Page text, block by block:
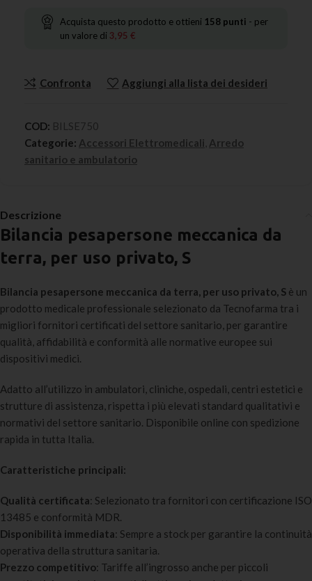
Acquista questo prodotto e ottieni 158 punti - per
un valore di 3,95 €
Confronta Aggiungi alla lista dei desideri
COD: BILSE750
Categorie: Accessori Elettromedicali Arredo
sanitario e ambulatorio
Descrizione
Bilancia pesapersone meccanica da
terra, per uso privato, S
Bilancia pesapersone meccanica da terra, per uso privato, S è un
prodotto medicale professionale selezionato da Tecnofarma tra i
migliori fornitori certificati del settore sanitario, per garantire
qualità, affidabilità e conformità alle normative europee sui
dispositivi medici.
Adatto all’utilizzo in ambulatori, cliniche, ospedali, centri estetici e
strutture di assistenza, rispetta i più elevati standard qualitativi e
normativi del settore sanitario. Disponibile online con spedizione
rapida in tutta Italia.
Caratteristiche principali:
Qualità certificata: Selezionato tra fornitori con certificazione ISO
13485 e conformità MDR.
Disponibilità immediata: Sempre a stock per garantire la continuità
operativa della struttura sanitaria.
Prezzo competitivo: Tariffe all’ingrosso anche per piccoli